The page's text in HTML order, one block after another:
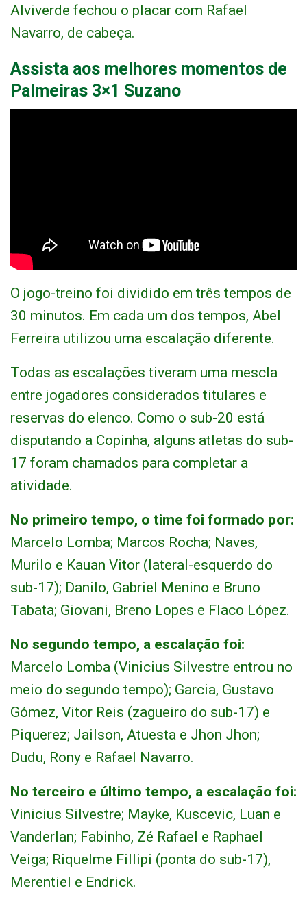
Alviverde fechou o placar com Rafael
Navarro, de cabeça.
Assista aos melhores momentos de
Palmeiras 3×1 Suzano
O jogo-treino foi dividido em três tempos de
30 minutos. Em cada um dos tempos, Abel
Ferreira utilizou uma escalação diferente.
Todas as escalações tiveram uma mescla
entre jogadores considerados titulares e
reservas do elenco. Como o sub-20 está
disputando a Copinha, alguns atletas do sub-
17 foram chamados para completar a
atividade.
No primeiro tempo, o time foi formado por:
Marcelo Lomba; Marcos Rocha; Naves,
Murilo e Kauan Vitor (lateral-esquerdo do
sub-17); Danilo, Gabriel Menino e Bruno
Tabata; Giovani, Breno Lopes e Flaco López.
No segundo tempo, a escalação foi:
Marcelo Lomba (Vinicius Silvestre entrou no
meio do segundo tempo); Garcia, Gustavo
Gómez, Vitor Reis (zagueiro do sub-17) e
Piquerez; Jailson, Atuesta e Jhon Jhon;
Dudu, Rony e Rafael Navarro.
No terceiro e último tempo, a escalação foi:
Vinicius Silvestre; Mayke, Kuscevic, Luan e
Vanderlan; Fabinho, Zé Rafael e Raphael
Veiga; Riquelme Fillipi (ponta do sub-17),
Merentiel e Endrick.